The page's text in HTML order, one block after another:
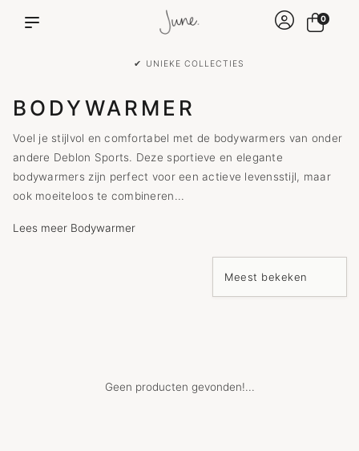
✔ UNIEKE COLLECTIES
0
BODYWARMER
Voel je stijlvol en comfortabel met de bodywarmers van onder
andere Deblon Sports. Deze sportieve en elegante
bodywarmers zijn perfect voor een actieve levensstijl, maar
ook moeiteloos te combineren...
Lees meer Bodywarmer
Geen producten gevonden!...